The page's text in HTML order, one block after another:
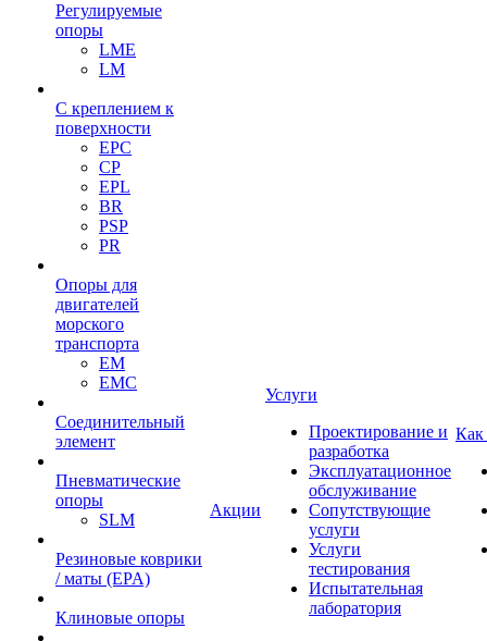
Регулируемые
опоры
LME
LM
С креплением к
поверхности
EPC
CP
EPL
BR
PSP
PR
Опоры для
двигателей
морского
транспорта
EM
EMC
Cоединительный
элемент
Пневматические
опоры
SLM
Резиновые коврики
/ маты (EPA)
Клиновые опоры
Акции
Услуги
Проектирование и
разработка
Эксплуатационное
обслуживание
Сопутствующие
услуги
Услуги
тестирования
Испытательная
лаборатория
Как